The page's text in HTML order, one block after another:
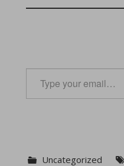
email…
Uncategorized